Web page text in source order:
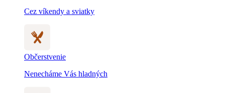
Cez víkendy a sviatky
Občerstvenie
Nenecháme Vás hladných